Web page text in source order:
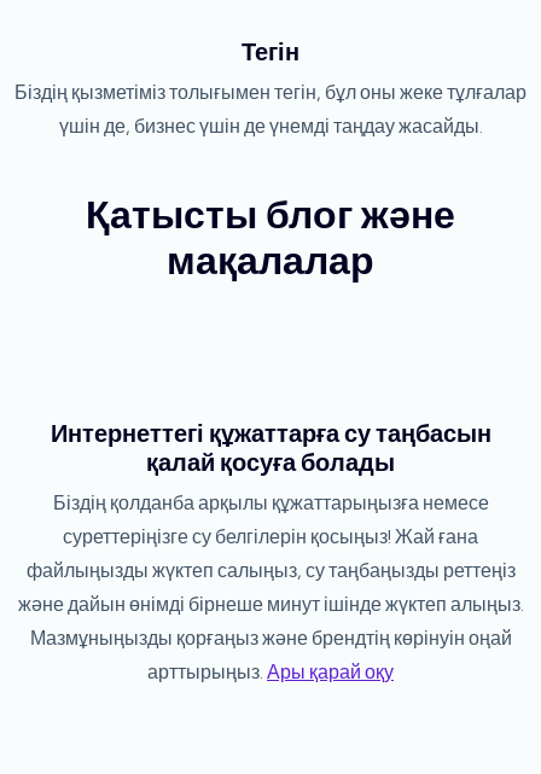
Тегін
Біздің қызметіміз толығымен тегін, бұл оны жеке тұлғалар
үшін де, бизнес үшін де үнемді таңдау жасайды.
Қатысты блог және
мақалалар
Интернеттегі құжаттарға су таңбасын
қалай қосуға болады
Біздің қолданба арқылы құжаттарыңызға немесе
суреттеріңізге су белгілерін қосыңыз! Жай ғана
файлыңызды жүктеп салыңыз, су таңбаңызды реттеңіз
және дайын өнімді бірнеше минут ішінде жүктеп алыңыз.
Мазмұныңызды қорғаңыз және брендтің көрінуін оңай
арттырыңыз.Ары қарай оқу